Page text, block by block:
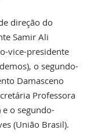
direção do
Samir Ali
vice-presidente
o segundo-
Damasceno
Professora
e o segundo-
(União Brasil).